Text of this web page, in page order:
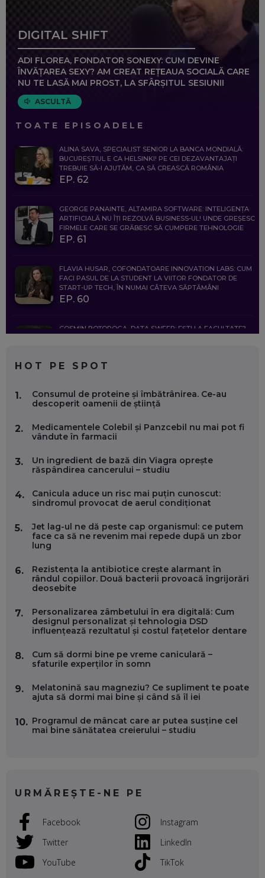
DIGITAL SHIFT
ADI FLOREA, FONDATOR SONEXY: CUM DEVINE
ÎNVĂȚAREA SEXY? AM CREAT REȚEAUA SOCIALĂ CARE
NU TE LASĂ MAI PROST, LA SFÂRȘITUL SESIUNII
ASCULTĂ
TOATE EPISOADELE
ALINA SAVA, SPECIALIST SENIOR LA BANCA MONDIALĂ:
BUCUREȘTIUL E CA HELSINKI! PE CEI DEZAVANTAJAȚI
TREBUIE SĂ-I AJUTĂM, CA SĂ CREASCĂ ROMÂNIA
EP. 62
GEORGE PANAINTE, ALTAMIRA SOFTWARE: INTELIGENȚA
ARTIFICIALĂ NU ÎȚI REZOLVĂ BUSINESS-UL! UNDE GREȘESC
FIRMELE CARE SE GRĂBESC SĂ CUMPERE TEHNOLOGIE
EP. 61
FLAVIA HUSAR, COFONDATOARE INNOVATION LABS: CUM
FACI PASUL DE LA STUDENT LA VIITOR FONDATOR DE
START-UP TECH, ÎN NUMAI CÂTEVA SĂPTĂMÂNI
EP. 60
COSMIN BOȚOROGA, DATA SWEEP: EȘTI LA FACULTATE?
FOLOSEȘTI TEHNOLOGIA CA SĂ FII MAI BUN LA JOB. ȘI CUM
SE VA SCHIMBA MUNCA, ÎN URMĂTORII ANI
FOLOSEȘTI TEHNOLOGIA CA SĂ ÎȚI DESCHIZI DRUMUL
CĂTRE ARTĂ, LA NIVEL GLOBAL
ANDREI AVĂDANEI, BIT SENTINEL: CUM ÎȚI PROTEJEZI
CARIERĂ DE „HACKER CU PERMIS”
EP. 56
DOINA VÎLCEANU, CONTENTSPEED: VREI SUCCES ONLINE?
ÎNVAȚĂ AEO ȘI GEO!
EP. 55
OLIVIU MATEI, HOLISUN: SOFTWARE DE LA CLUJ PENTRU
WASHINGTON, OCHELARI INTELIGENȚI ȘI FERME
EP. 54
VALENTIN VANCEA, CEO AL PATRIA BANK: AUTOMATIZĂM
PROCESE, DAR CE FACEM CÂND PICĂ BAZA DE DATE, LA
EP. 53
DERULO, STEVEN BARTLETT ȘI ALȚI PESTE 60 DE
EP. 51
RADU MOȚOC, TECHSOUP: O TREIME DINTRE
PARTICIPANȚII LA DEZBATERILE DE PE REȚELE SOCIALE
HOT PE SPOT
1.
Consumul de proteine și îmbătrânirea. Ce-au
descoperit oamenii de știință
2.
Medicamentele Colebil și Panzcebil nu mai pot fi
vândute în farmacii
3.
Un ingredient de bază din Viagra oprește
răspândirea cancerului – studiu
4.
Canicula aduce un risc mai puțin cunoscut:
sindromul provocat de aerul condiționat
5.
Jet lag-ul ne dă peste cap organismul: ce putem
face ca să ne revenim mai repede după un zbor
lung
6.
Rezistența la antibiotice crește alarmant în
rândul copiilor. Două bacterii provoacă îngrijorări
deosebite
7.
Personalizarea zâmbetului în era digitală: Cum
designul personalizat și tehnologia DSD
influențează rezultatul și costul fațetelor dentare
8.
Cum să dormi bine pe vreme caniculară –
sfaturile experților în somn
9.
Melatonină sau magneziu? Ce supliment te poate
ajuta să dormi mai bine și când să îl iei
10. Programul de mâncat care ar putea susține cel
mai bine sănătatea creierului – studiu
URMĂREȘTE-NE PE
Facebook
Twitter
YouTube
Instagram
LinkedIn
TikTok